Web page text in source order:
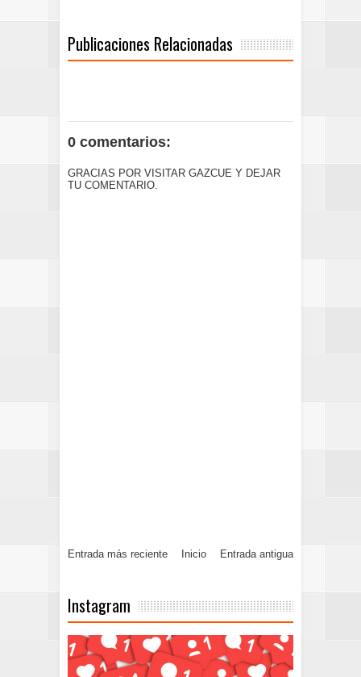
Publicaciones Relacionadas
0 comentarios:
GRACIAS POR VISITAR GAZCUE Y DEJAR
TU COMENTARIO.
Entrada más reciente Entrada antigua
Inicio
Instagram